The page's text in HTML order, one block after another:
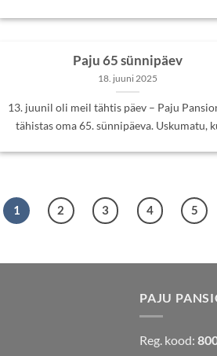
Paju 65 sünnipäev
18. juuni 2025
13. juunil oli meil tähtis päev – Paju
tähistas oma 65. sünnipäeva. Uskumatu,
1 2 3 4 5
PAJU
Reg. kood: